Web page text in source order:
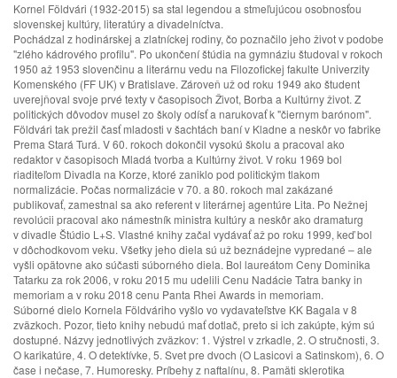
Kornel Földvári (1932-2015) sa stal legendou a stmeľujúcou osobnosťou
slovenskej kultúry, literatúry a divadelníctva.
Pochádzal z hodinárskej a zlatníckej rodiny, čo poznačilo jeho život v podobe
"zlého kádrového profilu". Po ukončení štúdia na gymnáziu študoval v rokoch
1950 až 1953 slovenčinu a literárnu vedu na Filozofickej fakulte Univerzity
Komenského (FF UK) v Bratislave. Zároveň už od roku 1949 ako študent
uverejňoval svoje prvé texty v časopisoch Život, Borba a Kultúrny život. Z
politických dôvodov musel zo školy odísť a narukovať k "čiernym barónom".
Földvári tak prežil časť mladosti v šachtách baní v Kladne a neskôr vo fabrike
Prema Stará Turá. V 60. rokoch dokončil vysokú školu a pracoval ako
redaktor v časopisoch Mladá tvorba a Kultúrny život. V roku 1969 bol
riaditeľom Divadla na Korze, ktoré zaniklo pod politickým tlakom
normalizácie. Počas normalizácie v 70. a 80. rokoch mal zakázané
publikovať, zamestnal sa ako referent v literárnej agentúre Lita. Po Nežnej
revolúcii pracoval ako námestník ministra kultúry a neskôr ako dramaturg
v divadle Štúdio L+S. Vlastné knihy začal vydávať až po roku 1999, keď bol
v dôchodkovom veku. Všetky jeho diela sú už beznádejne vypredané – ale
vyšli opätovne ako súčasti súborného diela. Bol laureátom Ceny Dominika
Tatarku za rok 2006, v roku 2015 mu udelili Cenu Nadácie Tatra banky in
memoriam a v roku 2018 cenu Panta Rhei Awards in memoriam.
Súborné dielo Kornela Földváriho vyšlo vo vydavateľstve KK Bagala v 8
zväzkoch. Pozor, tieto knihy nebudú mať dotlač, preto si ich zakúpte, kým sú
dostupné. Názvy jednotlivých zväzkov: 1. Výstrel v zrkadle, 2. O stručnosti, 3.
O karikatúre, 4. O detektívke, 5. Svet pre dvoch (O Lasicovi a Satinskom), 6. O
čase i nečase, 7. Humoresky. Príbehy z naftalínu, 8. Pamäti sklerotika